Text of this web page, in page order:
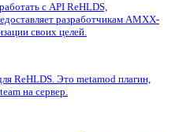
с API ReHLDS,
разработчикам AMXX-
своих целей.
ReHLDS. Это metamod плагин,
на сервер.